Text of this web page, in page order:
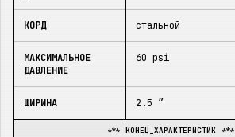
КОРД стальной
МАКСИМАЛЬНОЕ
ДАВЛЕНИЕ
60 psi
ШИРИНА 2.5 ″
*** КОНЕЦ_ХАРАКТЕРИСТИК ***